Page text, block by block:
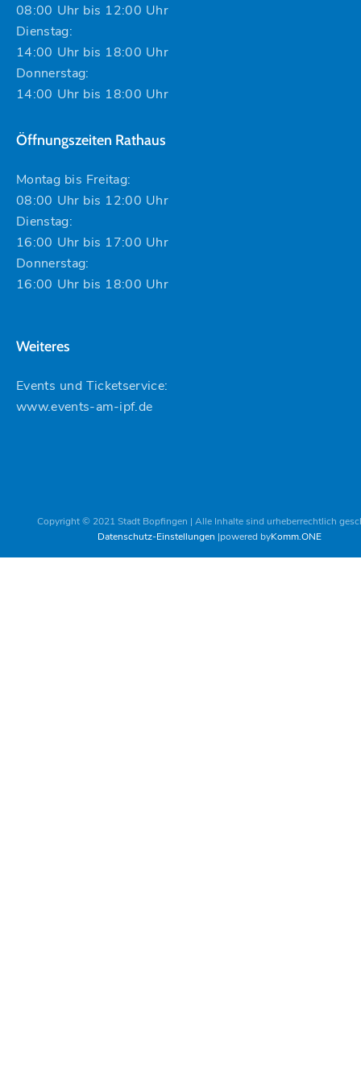
08:00 Uhr bis 12:00 Uhr
Dienstag:
14:00 Uhr bis 18:00 Uhr
Donnerstag:
14:00 Uhr bis 18:00 Uhr
Öffnungszeiten Rathaus
Montag bis Freitag:
08:00 Uhr bis 12:00 Uhr
Dienstag:
16:00 Uhr bis 17:00 Uhr
Donnerstag:
16:00 Uhr bis 18:00 Uhr
Weiteres
Events und Ticketservice:
www.events-am-ipf.de
Copyright © 2021 Stadt Bopfingen | Alle Inhalte sind urheberrechtlich
Datenschutz-Einstellungen powered byKomm.ONE